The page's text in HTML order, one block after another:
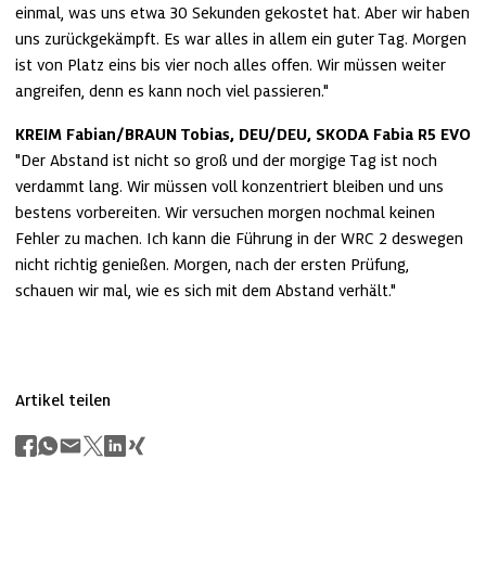
einmal, was uns etwa 30 Sekunden gekostet hat. Aber wir haben
uns zurückgekämpft. Es war alles in allem ein guter Tag. Morgen
ist von Platz eins bis vier noch alles offen. Wir müssen weiter
angreifen, denn es kann noch viel passieren."
KREIM Fabian/BRAUN Tobias, DEU/DEU, SKODA Fabia R5 EVO
"Der Abstand ist nicht so groß und der morgige Tag ist noch
verdammt lang. Wir müssen voll konzentriert bleiben und uns
bestens vorbereiten. Wir versuchen morgen nochmal keinen
Fehler zu machen. Ich kann die Führung in der WRC 2 deswegen
nicht richtig genießen. Morgen, nach der ersten Prüfung,
schauen wir mal, wie es sich mit dem Abstand verhält."
Artikel teilen